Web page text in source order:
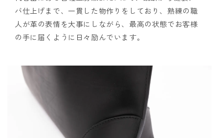
バ仕上げまで、一貫した物作りをしており、熟練の職
人が革の表情を大事にしながら、最高の状態でお客様
の手に届くように日々励んでいます。